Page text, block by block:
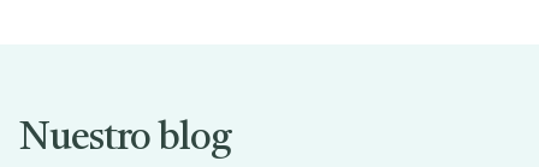
Nuestro blog